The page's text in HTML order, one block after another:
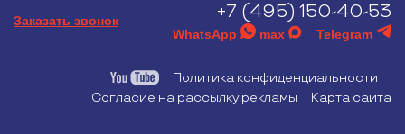
Заказать звонок +7 (495) 150-40-53
WhatsApp max Telegram
Политика конфиденциальности
Согласие на рассылку рекламы
Карта сайта